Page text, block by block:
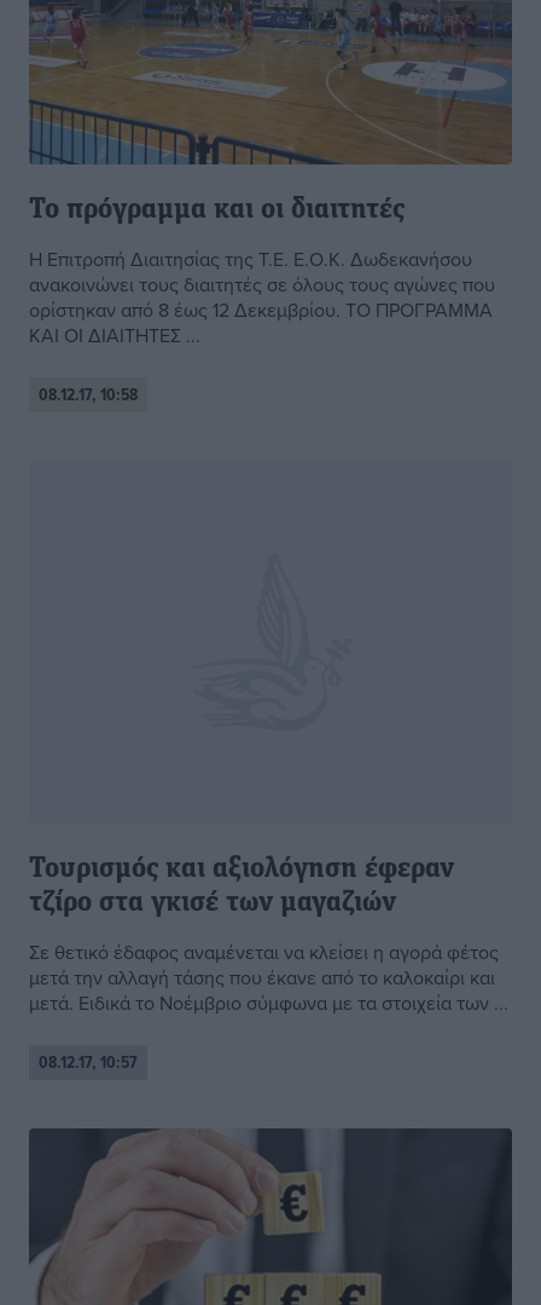
Το πρόγραμμα και οι διαιτητές
Η Επιτροπή Διαιτησίας της Τ.Ε. Ε.Ο.Κ. Δωδεκανήσου
ανακοινώνει τους διαιτητές σε όλους τους αγώνες που
ορίστηκαν από 8 έως 12 Δεκεμβρίου. ΤΟ ΠΡΟΓΡΑΜΜΑ
ΚΑΙ ΟΙ ΔΙΑΙΤΗΤΕΣ ...
08.12.17, 10:58
Τουρισμός και αξιολόγηση έφεραν
τζίρο στα γκισέ των μαγαζιών
Σε θετικό έδαφος αναμένεται να κλείσει η αγορά φέτος
μετά την αλλαγή τάσης που έκανε από το καλοκαίρι και
μετά. Ειδικά το Νοέμβριο σύμφωνα με τα στοιχεία των ...
08.12.17, 10:57